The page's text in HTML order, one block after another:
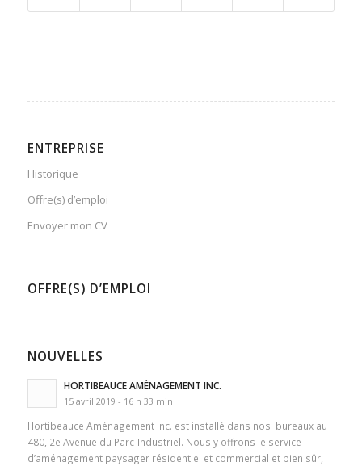
ENTREPRISE
Historique
Offre(s) d’emploi
Envoyer mon CV
OFFRE(S) D’EMPLOI
NOUVELLES
HORTIBEAUCE AMÉNAGEMENT INC.
15 avril 2019 - 16 h 33 min
Hortibeauce Aménagement inc. est installé dans nos bureaux au
480, 2e Avenue du Parc-Industriel. Nous y offrons le service
d’aménagement paysager résidentiel et commercial et bien sûr,